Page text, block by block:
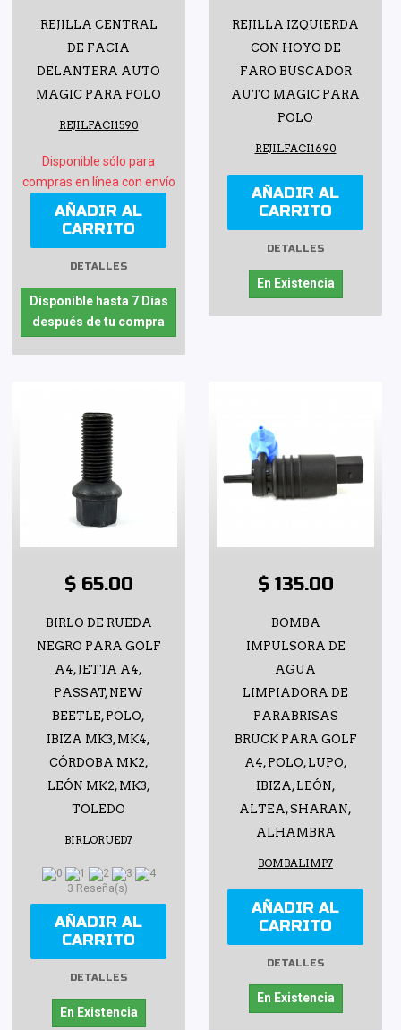
REJILLA CENTRAL
DE FACIA
DELANTERA AUTO
MAGIC PARA POLO
REJILFACI1590
Disponible sólo para
compras en línea con envío
AÑADIR AL
CARRITO
DETALLES
Disponible hasta 7 Días
después de tu compra
REJILLA IZQUIERDA
CON HOYO DE
FARO BUSCADOR
AUTO MAGIC PARA
POLO
REJILFACI1690
AÑADIR AL
CARRITO
DETALLES
En Existencia
$ 65.00
BIRLO DE RUEDA
NEGRO PARA GOLF
A4, JETTA A4,
PASSAT, NEW
BEETLE, POLO,
IBIZA MK3, MK4,
CÓRDOBA MK2,
LEÓN MK2, MK3,
TOLEDO
BIRLORUED7
3 Reseña(s)
AÑADIR AL
CARRITO
DETALLES
En Existencia
$ 135.00
BOMBA
IMPULSORA DE
AGUA
LIMPIADORA DE
PARABRISAS
BRUCK PARA GOLF
A4, POLO, LUPO,
IBIZA, LEÓN,
ALTEA, SHARAN,
ALHAMBRA
BOMBALIMP7
AÑADIR AL
CARRITO
DETALLES
En Existencia